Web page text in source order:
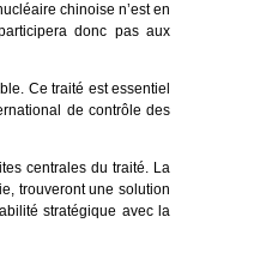
chinoise n’est en
donc pas aux
Ce traité est essentiel
de contrôle des
centrales du traité. La
trouveront une solution
stratégique avec la